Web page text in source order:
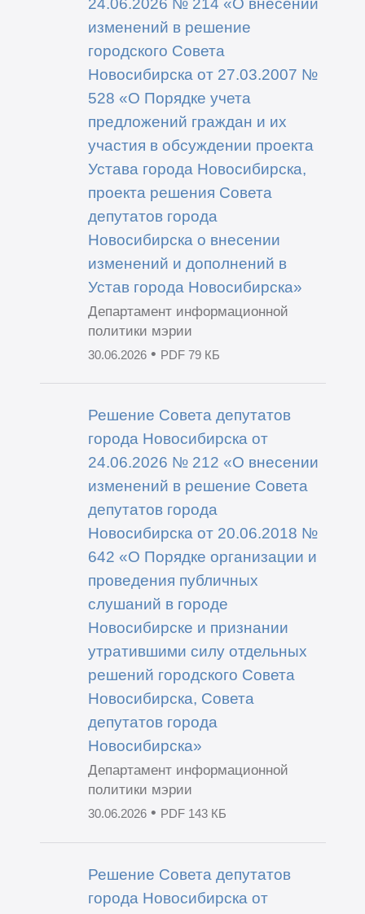
изменений в решение
городского Совета
Новосибирска от 27.03.2007 №
528 «О Порядке учета
предложений граждан и их
участия в обсуждении проекта
Устава города Новосибирска,
проекта решения Совета
депутатов города
Новосибирска о внесении
изменений и дополнений в
Устав города Новосибирска»
Департамент информационной
политики мэрии
30.06.2026• PDF 79 КБ
Решение Совета депутатов
города Новосибирска от
24.06.2026 № 212 «О внесении
изменений в решение Совета
депутатов города
Новосибирска от 20.06.2018 №
642 «О Порядке организации и
проведения публичных
слушаний в городе
Новосибирске и признании
утратившими силу отдельных
решений городского Совета
Новосибирска, Совета
депутатов города
Новосибирска»
Департамент информационной
политики мэрии
30.06.2026• PDF 143 КБ
Решение Совета депутатов
города Новосибирска от